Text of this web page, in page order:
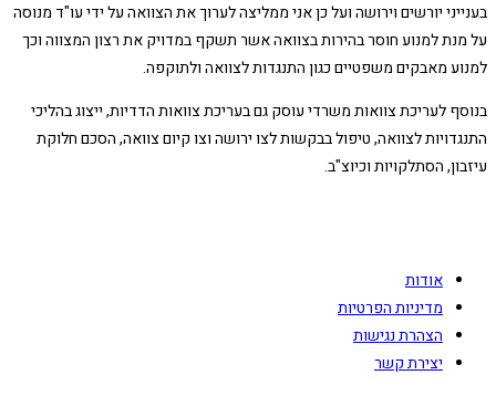
בענייני יורשים וירושה ועל כן אני ממליצה לערוך את הצוואה על ידי עו"ד מנוסה
על מנת למנוע חוסר בהירות בצוואה אשר תשקף במדויק את רצון המצווה וכך
למנוע מאבקים משפטיים כגון התנגדות לצוואה ולתוקפה.
בנוסף לעריכת צוואות משרדי עוסק גם בעריכת צוואות הדדיות, ייצוג בהליכי
התנגדויות לצוואה, טיפול בבקשות לצו ירושה וצו קיום צוואה, הסכם חלוקת
עיזבון, הסתלקויות וכיוצ"ב.
אודות
מדיניות הפרטיות
הצהרת נגישות
יצירת קשר